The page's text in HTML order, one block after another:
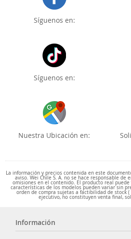
Síguenos en:
Síguenos en:
Nuestra Ubicación en:
La información y precios contenida en este
aviso. Wei Chile S. A. no se hace responsable
omisiones en el contenido. El producto real
características de los modelos pueden variar sin
orden de compra sujetas a factibilidad de stock
ejecutivo, no constituyen venta final,
Información